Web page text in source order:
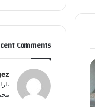
Comments